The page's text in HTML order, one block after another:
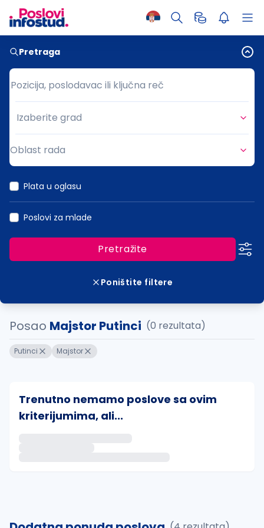
Pretraga
Pozicija, poslodavac ili ključna reč
Pozicija, poslodavac ili ključna reč
Grad
Izaberite grad
Oblast rada
Plata u oglasu
Poslovi za mlade
Pretražite
Poništite filtere
Posao Majstor Putinci (0 rezultata)
Putinci Majstor
Trenutno nemamo poslove sa ovim
kriterijumima, ali...